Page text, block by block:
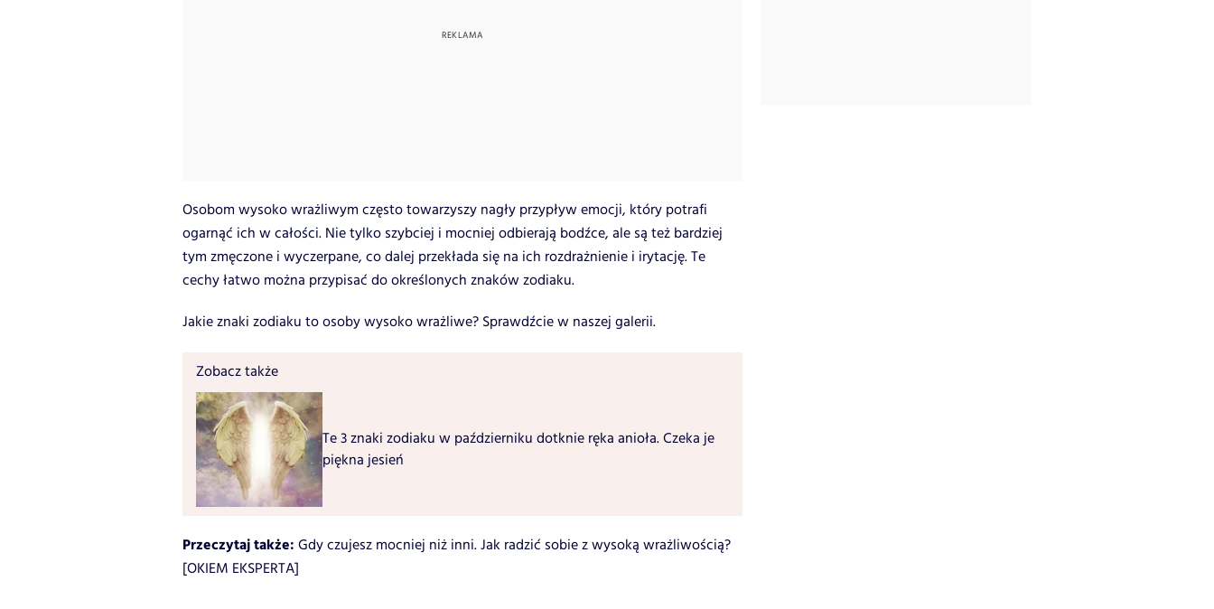
Osobom wysoko wrażliwym często towarzyszy nagły przypływ emocji, który potrafi
ogarnąć ich w całości. Nie tylko szybciej i mocniej odbierają bodźce, ale są też bardziej
tym zmęczone i wyczerpane, co dalej przekłada się na ich rozdrażnienie i irytację.Te
cechy łatwo można przypisać do określonych znaków zodiaku.
Jakie znaki zodiaku to osoby wysoko wrażliwe? Sprawdźcie w naszej galerii.
Zobacz także
Te 3 znaki zodiaku w październiku dotknie ręka anioła. Czeka je
piękna jesień
Przeczytaj także: Gdy czujesz mocniej niż inni. Jak radzić sobie z wysoką wrażliwością?
[OKIEM EKSPERTA]